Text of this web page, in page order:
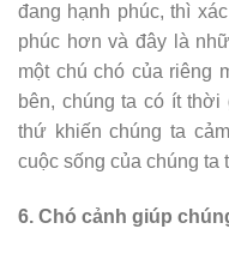
đang hạnh phúc, thì
phúc hơn và đây là
một chú chó của riêng
bên, chúng ta có ít
thứ khiến chúng ta
cuộc sống của chúng ta
6. Chó cảnh giúp